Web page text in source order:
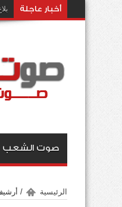
أخبار عاجلة
صوت الشعب
الرئيسية /